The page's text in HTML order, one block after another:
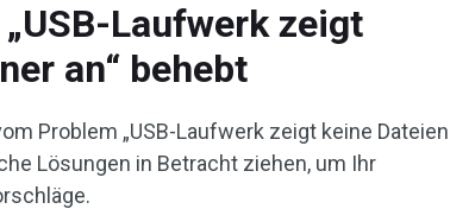
Laufwerk zeigt
an“ behebt
Problem „USB-Laufwerk zeigt keine Dateien
Lösungen in Betracht ziehen, um Ihr